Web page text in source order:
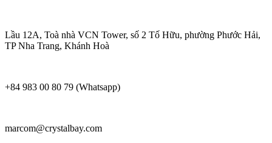
Lầu 12A, Toà nhà VCN Tower, số 2 Tố Hữu, phường Phước Hải,
TP Nha Trang, Khánh Hoà
+84 983 00 80 79 (Whatsapp)
marcom@crystalbay.com